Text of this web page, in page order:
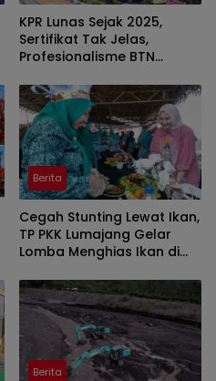
KPR Lunas Sejak 2025,
Sertifikat Tak Jelas,
Profesionalisme BTN
Berita
Cegah Stunting Lewat Ikan,
TP PKK Lumajang Gelar
Lomba Menghias Ikan di
Berita